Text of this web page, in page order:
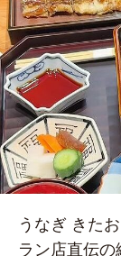
うなぎ きた
ラン店直伝